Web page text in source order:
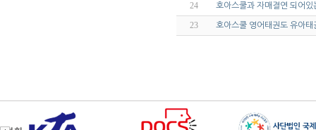
24 호아스쿨과 자매결연 되어
23 호아스쿨 영어태권도 유아